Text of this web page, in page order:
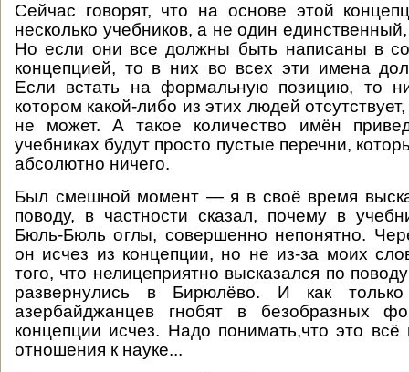
Сейчас говорят, что на основе этой
несколько учебников, а не один единственный,
Но если они все должны быть написаны в
концепцией, то в них во всех эти имена
Если встать на формальную позицию, то
котором какой-либо из этих людей
не может. А такое количество имён
учебниках будут просто пустые перечни,
абсолютно ничего.
Был смешной момент — я в своё время
поводу, в частности сказал, почему в
Бюль-Бюль оглы, совершенно непонятно.
он исчез из концепции, но не из-за моих
того, что нелицеприятно высказался по
развернулись в Бирюлёво. И как
азербайджанцев гнобят в безобразных
концепции исчез. Надо понимать,что это всё
отношения к науке...